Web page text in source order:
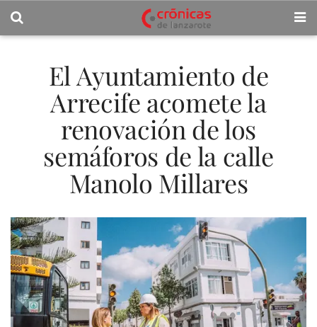
El Ayuntamiento de
Arrecife acomete la
renovación de los
semáforos de la calle
Manolo Millares